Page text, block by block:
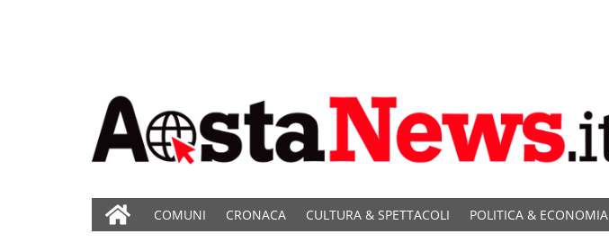
COMUNI CRONACA CULTURA & SPETTACOLI POLITICA & ECONOMIA